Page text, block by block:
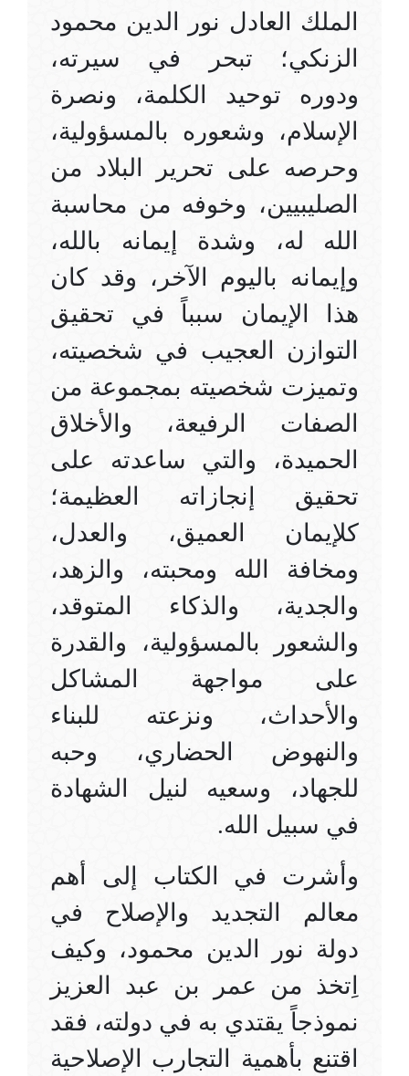
الملك العادل نور الدين محمود
الزنكي؛ تبحر في سيرته،
ودوره توحيد الكلمة، ونصرة
الإسلام، وشعوره بالمسؤولية،
وحرصه على تحرير البلاد من
الصليبيين، وخوفه من محاسبة
الله له، وشدة إيمانه بالله،
وإيمانه باليوم الآخر، وقد كان
هذا الإيمان سبباً في تحقيق
التوازن العجيب في شخصيته،
وتميزت شخصيته بمجموعة من
الصفات الرفيعة، والأخلاق
الحميدة، والتي ساعدته على
تحقيق إنجازاته العظيمة؛
كلإيمان العميق، والعدل،
ومخافة الله ومحبته، والزهد،
والجدية، والذكاء المتوقد،
والشعور بالمسؤولية، والقدرة
على مواجهة المشاكل
والأحداث، ونزعته للبناء
والنهوض الحضاري، وحبه
للجهاد، وسعيه لنيل الشهادة
في سبيل الله.
وأشرت في الكتاب إلى أهم
معالم التجديد والإصلاح في
دولة نور الدين محمود، وكيف
اِتخذ من عمر بن عبد العزيز
نموذجاً يقتدي به في دولته، فقد
اقتنع بأهمية التجارب الإصلاحية